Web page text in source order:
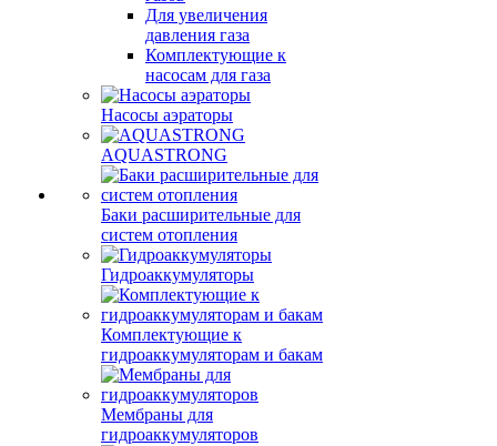
Для увеличения
давления газа
Комплектующие к
насосам для газа
Насосы аэраторы
AQUASTRONG
Баки расширительные для
систем отопления
Гидроаккумуляторы
Комплектующие к
гидроаккумуляторам и бакам
Мембраны для
гидроаккумуляторов